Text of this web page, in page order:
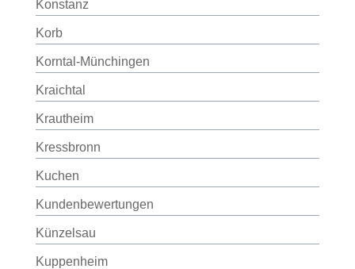
Konstanz
Korb
Korntal-Münchingen
Kraichtal
Krautheim
Kressbronn
Kuchen
Kundenbewertungen
Künzelsau
Kuppenheim